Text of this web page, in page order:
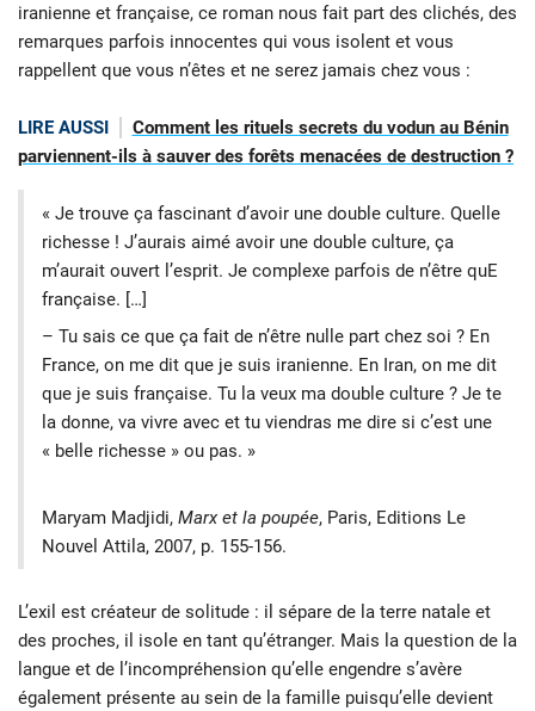
iranienne et française, ce roman nous fait part des clichés, des
remarques parfois innocentes qui vous isolent et vous
rappellent que vous n’êtes et ne serez jamais chez vous :
LIRE AUSSI
Comment les rituels secrets du vodun au Bénin
parviennent-ils à sauver des forêts menacées de destruction ?
« Je trouve ça fascinant d’avoir une double culture. Quelle
richesse ! J’aurais aimé avoir une double culture, ça
m’aurait ouvert l’esprit. Je complexe parfois de n’être quE
française. […]
– Tu sais ce que ça fait de n’être nulle part chez soi ? En
France, on me dit que je suis iranienne. En Iran, on me dit
que je suis française. Tu la veux ma double culture ? Je te
la donne, va vivre avec et tu viendras me dire si c’est une
« belle richesse » ou pas. »
Maryam Madjidi, Marx et la poupée, Paris, Editions Le
Nouvel Attila, 2007, p. 155-156.
L’exil est créateur de solitude : il sépare de la terre natale et
des proches, il isole en tant qu’étranger. Mais la question de la
langue et de l’incompréhension qu’elle engendre s’avère
également présente au sein de la famille puisqu’elle devient